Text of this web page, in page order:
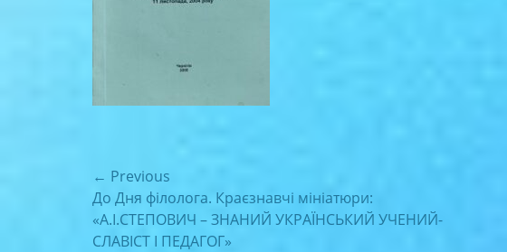
Навігація
записів
← Previous
Previous
post:
До Дня філолога. Краєзнавчі мініатюри:
«А.І.СТЕПОВИЧ – ЗНАНИЙ УКРАЇНСЬКИЙ УЧЕНИЙ-
СЛАВІСТ І ПЕДАГОГ»